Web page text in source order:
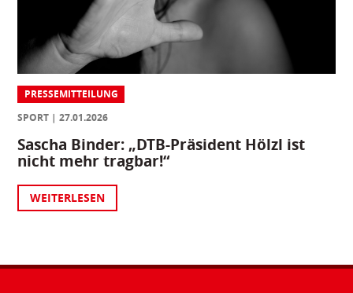
PRESSEMITTEILUNG
SPORT
27.01.2026
Sascha Binder: „DTB-Präsident Hölzl ist
nicht mehr tragbar!“
WEITERLESEN